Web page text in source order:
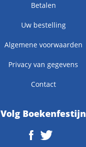
Betalen
Uw bestelling
Algemene voorwaarden
Privacy van gegevens
Contact
Volg Boekenfestijn